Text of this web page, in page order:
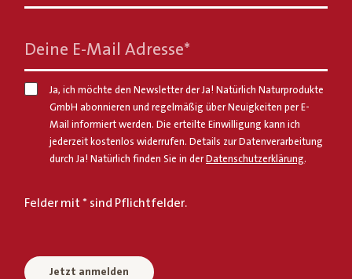
Deine E-Mail Adresse*
Ja, ich möchte den Newsletter der Ja! Natürlich Naturprodukte
GmbH abonnieren und regelmäßig über Neuigkeiten per E-
Mail informiert werden. Die erteilte Einwilligung kann ich
jederzeit kostenlos widerrufen. Details zur Datenverarbeitung
durch Ja! Natürlich finden Sie in derDatenschutzerklärung.
Felder mit * sind Pflichtfelder.
Jetzt anmelden